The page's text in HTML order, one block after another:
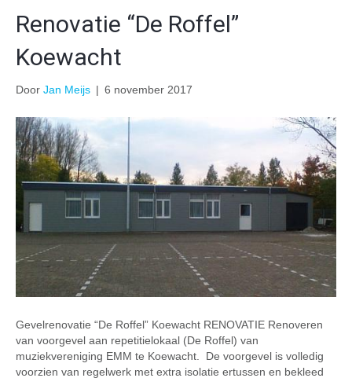
Renovatie “De Roffel”
Koewacht
Door Jan Meijs | 6 november 2017
Gevelrenovatie “De Roffel” Koewacht RENOVATIE Renoveren
van voorgevel aan repetitielokaal (De Roffel) van
muziekvereniging EMM te Koewacht. De voorgevel is volledig
voorzien van regelwerk met extra isolatie ertussen en bekleed